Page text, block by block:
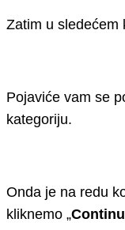
Zatim u sledećem
Pojaviće vam se
kategoriju.
Onda je na redu
kliknemo „